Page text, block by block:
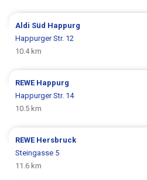
Aldi Süd Happurg
Happurger Str. 12
10.4 km
REWE Happurg
Happurger Str. 14
10.5 km
REWE Hersbruck
Steingasse 5
11.6 km